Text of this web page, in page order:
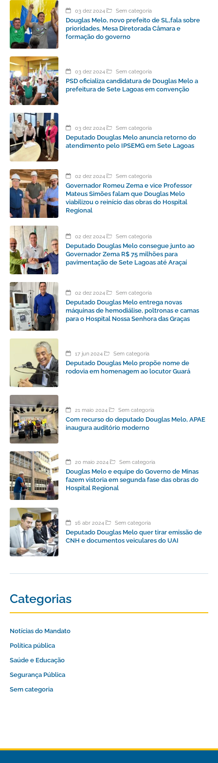
03 dez 2024 Sem categoria
Douglas Melo, novo prefeito de SL,fala sobre
prioridades, Mesa Diretorada Câmara e
formação do governo
03 dez 2024 Sem categoria
PSD oficializa candidatura de Douglas Melo a
prefeitura de Sete Lagoas em convenção
03 dez 2024 Sem categoria
Deputado Douglas Melo anuncia retorno do
atendimento pelo IPSEMG em Sete Lagoas
02 dez 2024 Sem categoria
Governador Romeu Zema e vice Professor
Mateus Simões falam que Douglas Melo
viabilizou o reinício das obras do Hospital
Regional
02 dez 2024 Sem categoria
Deputado Douglas Melo consegue junto ao
Governador Zema R$ 75 milhões para
pavimentação de Sete Lagoas até Araçaí
02 dez 2024 Sem categoria
Deputado Douglas Melo entrega novas
máquinas de hemodiálise, poltronas e camas
para o Hospital Nossa Senhora das Graças
17 jun 2024 Sem categoria
Deputado Douglas Melo propõe nome de
rodovia em homenagem ao locutor Guará
21 maio 2024 Sem categoria
Com recurso do deputado Douglas Melo, APAE
inaugura auditório moderno
20 maio 2024 Sem categoria
Douglas Melo e equipe do Governo de Minas
fazem vistoria em segunda fase das obras do
Hospital Regional
16 abr 2024 Sem categoria
Deputado Douglas Melo quer tirar emissão de
CNH e documentos veiculares do UAI
Categorias
Notícias do Mandato
Política pública
Saúde e Educação
Segurança Pública
Sem categoria